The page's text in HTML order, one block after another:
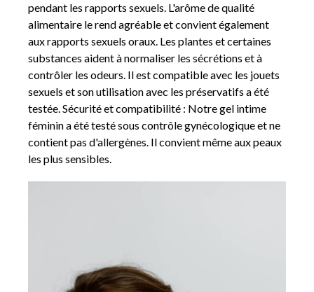
pendant les rapports sexuels. L'arôme de qualité
alimentaire le rend agréable et convient également
aux rapports sexuels oraux. Les plantes et certaines
substances aident à normaliser les sécrétions et à
contrôler les odeurs. Il est compatible avec les jouets
sexuels et son utilisation avec les préservatifs a été
testée. Sécurité et compatibilité : Notre gel intime
féminin a été testé sous contrôle gynécologique et ne
contient pas d'allergènes. Il convient même aux peaux
les plus sensibles.